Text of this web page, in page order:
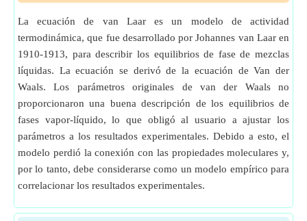
La ecuación de van Laar es un modelo de actividad
termodinámica, que fue desarrollado por Johannes van Laar en
1910-1913, para describir los equilibrios de fase de mezclas
líquidas. La ecuación se derivó de la ecuación de Van der
Waals. Los parámetros originales de van der Waals no
proporcionaron una buena descripción de los equilibrios de
fases vapor-líquido, lo que obligó al usuario a ajustar los
parámetros a los resultados experimentales. Debido a esto, el
modelo perdió la conexión con las propiedades moleculares y,
por lo tanto, debe considerarse como un modelo empírico para
correlacionar los resultados experimentales.